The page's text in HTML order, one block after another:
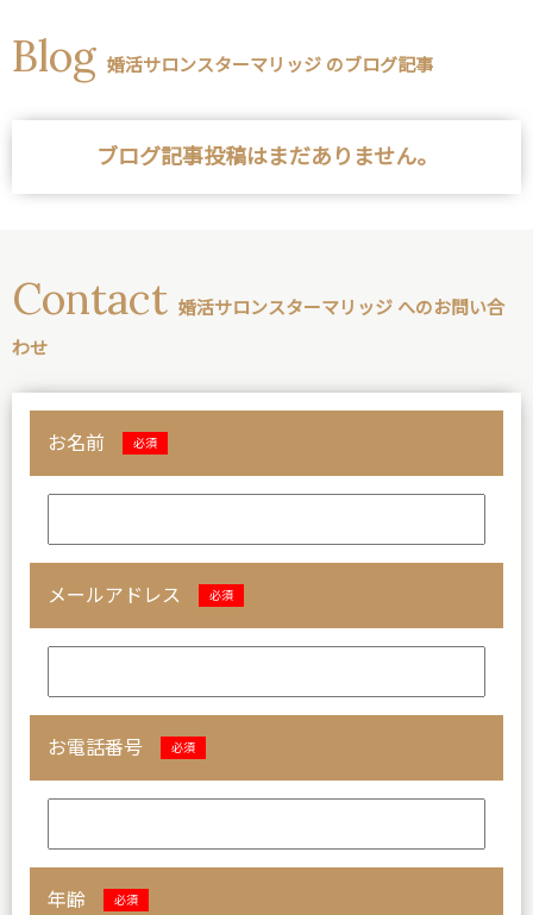
Blog 婚活サロンスターマリッジ のブログ記事
ブログ記事投稿はまだありません。
Contact 婚活サロンスターマリッジ へのお問い合
わせ
お名前 必須
メールアドレス 必須
お電話番号 必須
年齢 必須